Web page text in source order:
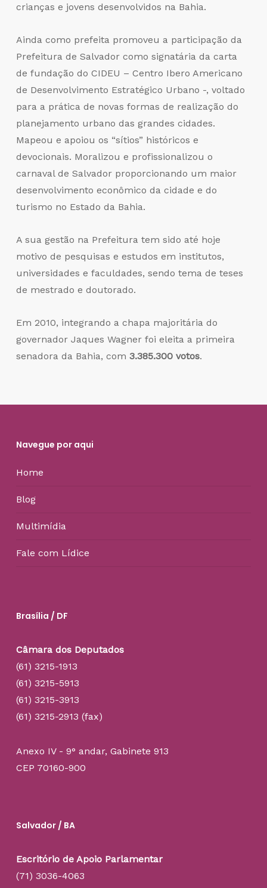
crianças e jovens desenvolvidos na Bahia.
Ainda como prefeita promoveu a participação da
Prefeitura de Salvador como signatária da carta
de fundação do CIDEU – Centro Ibero Americano
de Desenvolvimento Estratégico Urbano -, voltado
para a prática de novas formas de realização do
planejamento urbano das grandes cidades.
Mapeou e apoiou os “sítios” históricos e
devocionais. Moralizou e profissionalizou o
carnaval de Salvador proporcionando um maior
desenvolvimento econômico da cidade e do
turismo no Estado da Bahia.
A sua gestão na Prefeitura tem sido até hoje
motivo de pesquisas e estudos em institutos,
universidades e faculdades, sendo tema de teses
de mestrado e doutorado.
Em 2010, integrando a chapa majoritária do
governador Jaques Wagner foi eleita a primeira
senadora da Bahia, com 3.385.300 votos.
Navegue por aqui
Home
Blog
Multimídia
Fale com Lídice
Brasília / DF
Câmara dos Deputados
(61) 3215-1913
(61) 3215-5913
(61) 3215-3913
(61) 3215-2913 (fax)
Anexo IV - 9° andar, Gabinete 913
CEP 70160-900
Salvador / BA
Escritório de Apoio Parlamentar
(71) 3036-4063